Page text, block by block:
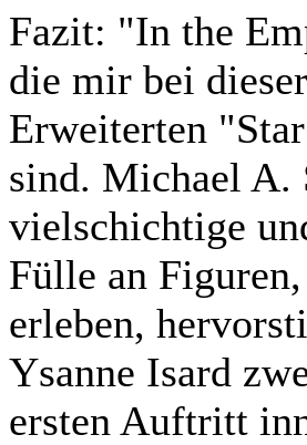
Fazit: "In the
die mir bei
Erweiterten
sind. Michael A.
vielschichtige
Fülle an
erleben,
Ysanne Isard
ersten Auftritt